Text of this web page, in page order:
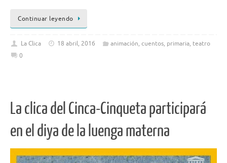
Continuar leyendo
La Clica 18 abril, 2016 animación, cuentos, primaria, teatro
0
La clica del Cinca-Cinqueta participará
en el diya de la luenga materna